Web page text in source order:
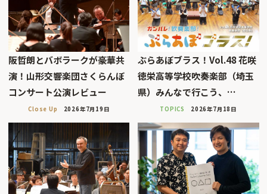
阪哲朗とバボラークが豪華共
演！山形交響楽団さくらんぼ
コンサート公演レビュー
Close Up 2026年7月19日
ぶらあぼブラス！Vol.48 花咲
徳栄高等学校吹奏楽部（埼玉
県）みんなで行こう、…
TOPICS 2026年7月18日